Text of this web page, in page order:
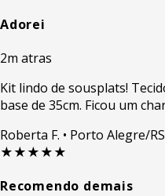
Adorei
2m atras
Kit lindo de sousplats!
base de 35cm. Ficou um
Roberta F. • Porto Alegre/RS
★★★★★
Recomendo demais